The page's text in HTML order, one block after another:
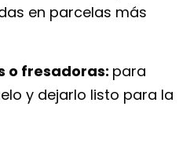
en parcelas más
o fresadoras: para
y dejarlo listo para la